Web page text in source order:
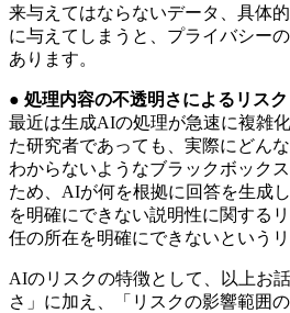
来与えてはならないデータ、具体
に与えてしまうと、プライバシー
あります。
● 処理内容の不透明さによるリスク
最近は生成AIの処理が急速に複雑
た研究者であっても、実際にどん
わからないようなブラックボック
ため、AIが何を根拠に回答を生成
を明確にできない説明性に関する
任の所在を明確にできないという
AIのリスクの特徴として、以上お
さ」に加え、「リスクの影響範囲